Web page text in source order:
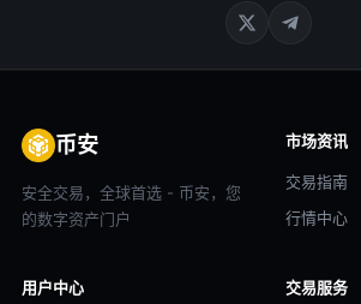
币安
安全交易，全球首选 - 币安，您
的数字资产门户
市场资讯
交易指南
行情中心
用户中心 交易服务